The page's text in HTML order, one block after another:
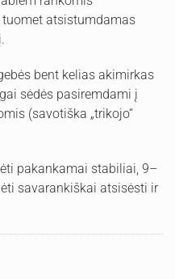
atsistumdamas
bent kelias akimirkas
sėdės pasiremdami į
(savotiška „trikojo“
pakankamai stabiliai, 9–
savarankiškai atsisėsti ir